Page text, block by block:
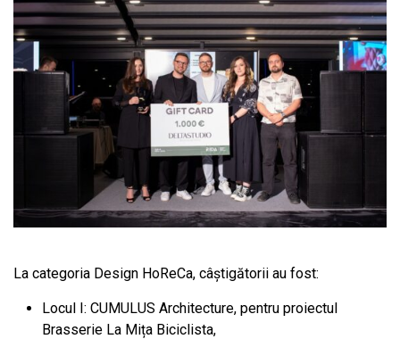
La categoria Design HoReCa, câștigătorii au fost:
Locul I: CUMULUS Architecture, pentru proiectul
Brasserie La Mița Biciclista,